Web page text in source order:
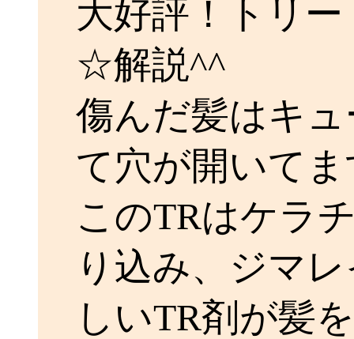
大好評！トリ
☆解説^^
傷んだ髪はキ
て穴が開いて
このTRはケラ
り込み、ジマ
しいTR剤が髪